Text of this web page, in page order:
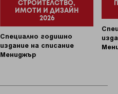
СТРОИТЕЛСТВО,
ИМОТИ И ДИЗАЙН
2026
Специално годишно
издание на списание
Мениджър